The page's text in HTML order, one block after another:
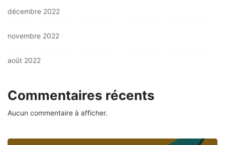
décembre 2022
novembre 2022
août 2022
Commentaires récents
Aucun commentaire à afficher.